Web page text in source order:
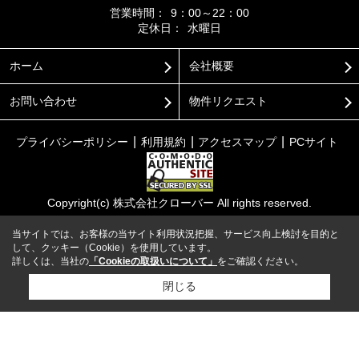
営業時間：
9：00～22：00
定休日：
水曜日
ホーム 会社概要
お問い合わせ 物件リクエスト
プライバシーポリシー 利用規約 アクセスマップ PCサイト
Copyright(c) 株式会社クローバー All rights reserved.
当サイトでは、お客様の当サイト利用状況把握、サービス向上検討を目的と
して、クッキー（Cookie）を使用しています。
詳しくは、当社の 「Cookieの取扱いについて」 をご確認ください。
閉じる